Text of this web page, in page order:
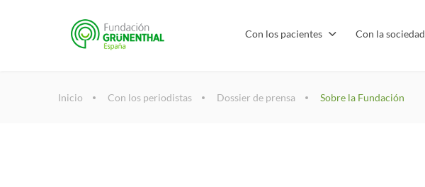
Con los pacientes Con la sociedad
Inicio Con los periodistas Dossier de prensa Sobre la Fundación